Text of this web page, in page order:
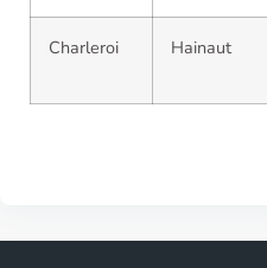
Charleroi Hainaut